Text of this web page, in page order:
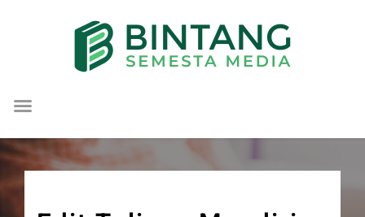
konten